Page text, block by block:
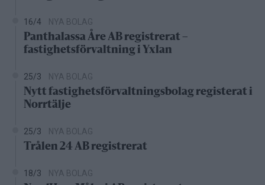
16/4 NYA BOLAG
Panthalassa Åre AB registrerat –
fastighetsförvaltning i Yxlan
25/3 NYA BOLAG
Nytt fastighetsförvaltningsbolag registerat i
Norrtälje
25/3 NYA BOLAG
Trålen 24 AB registrerat
18/3 NYA BOLAG